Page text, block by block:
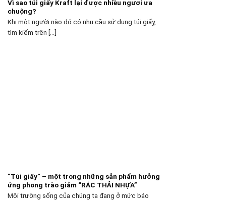
Vì sao túi giấy Kraft lại được nhiều ngươi ưa
chuộng?
Khi một người nào đó có nhu cầu sử dụng túi giấy,
tìm kiếm trên [...]
“Túi giấy” – một trong những sản phẩm hưởng
ứng phong trào giảm “RÁC THẢI NHỰA”
Môi trường sống của chúng ta đang ở mức báo